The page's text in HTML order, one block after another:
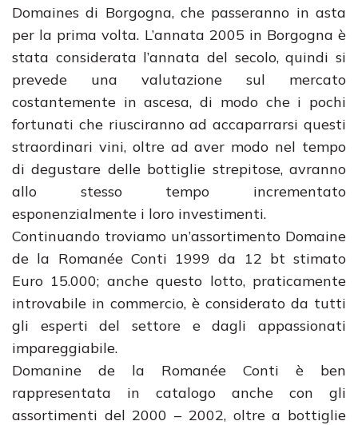
Domaines di Borgogna, che passeranno in asta
per la prima volta. L’annata 2005 in Borgogna è
stata considerata l’annata del secolo, quindi si
prevede una valutazione sul mercato
costantemente in ascesa, di modo che i pochi
fortunati che riusciranno ad accaparrarsi questi
straordinari vini, oltre ad aver modo nel tempo
di degustare delle bottiglie strepitose, avranno
allo stesso tempo incrementato
esponenzialmente i loro investimenti.
Continuando troviamo un’assortimento Domaine
de la Romanée Conti 1999 da 12 bt stimato
Euro 15.000; anche questo lotto, praticamente
introvabile in commercio, è considerato da tutti
gli esperti del settore e dagli appassionati
impareggiabile.
Domanine de la Romanée Conti è ben
rappresentata in catalogo anche con gli
assortimenti del 2000 – 2002, oltre a bottiglie